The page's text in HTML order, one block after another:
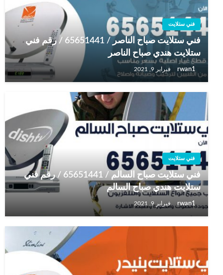
فني ستلايت
فني ستلايت صباح الناصر / 65651441 / رقم فني
ستلايت هندي صباح الناصر
rwan1 فبراير 9, 2021
فني ستلايت
فني ستلايت صباح السالم / 65651441 / رقم فني
ستلايت هندي صباح السالم
rwan1 فبراير 9, 2021